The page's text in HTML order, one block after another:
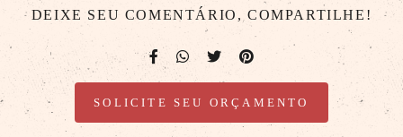
DEIXE SEU COMENTÁRIO, COMPARTILHE!
SOLICITE SEU ORÇAMENTO